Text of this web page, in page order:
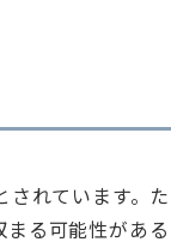
れています。た
る可能性がある